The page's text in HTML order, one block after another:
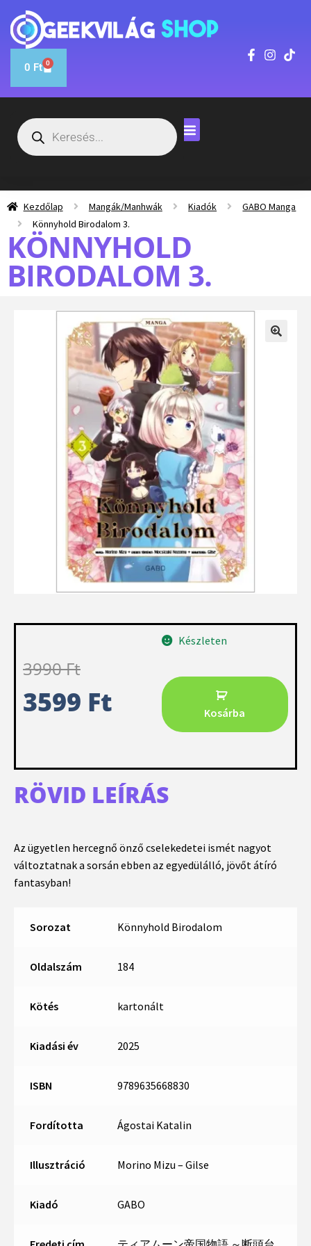
0 Ft 0
Kezdőlap Mangák/Manhwák Kiadók
GABO Manga
Könnyhold Birodalom 3.
KÖNNYHOLD
BIRODALOM 3.
3990Ft
3599 Ft
Készleten
Kosárba
RÖVID LEÍRÁS
Az ügyetlen hercegnő önző cselekedetei ismét nagyot
változtatnak a sorsán ebben az egyedülálló, jövőt átíró
fantasyban!
Sorozat Könnyhold Birodalom
Oldalszám 184
Kötés kartonált
Kiadási év 2025
ISBN 9789635668830
Fordította Ágostai Katalin
Illusztráció Morino Mizu – Gilse
Kiadó GABO